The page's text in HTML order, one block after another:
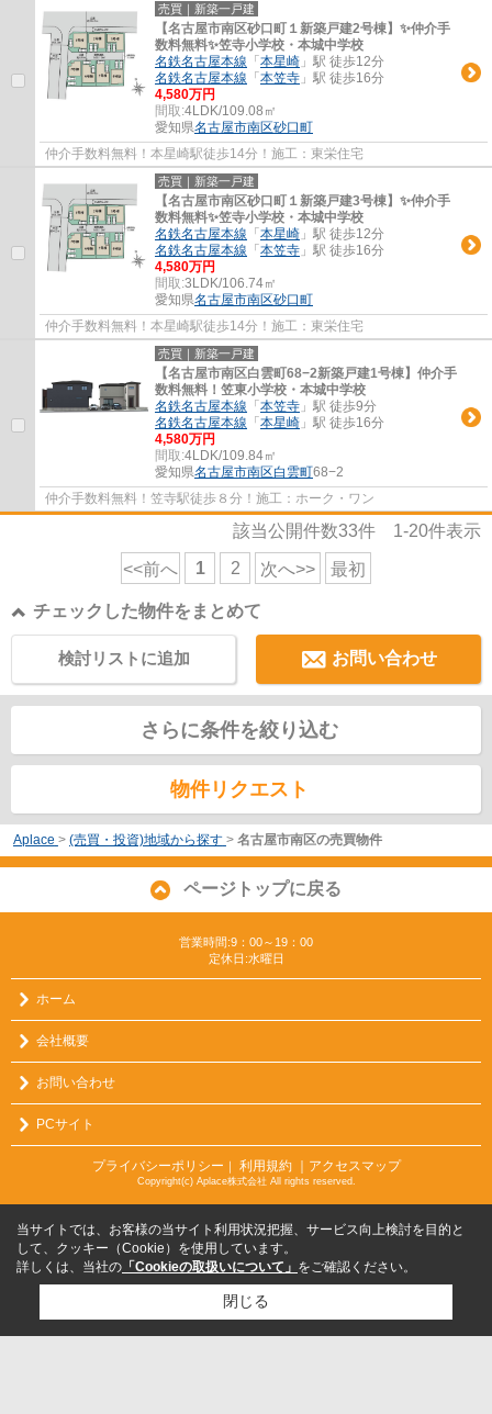
売買｜新築一戸建
【名古屋市南区砂口町１新築戸建2号棟】✨️仲介手
数料無料✨️笠寺小学校・本城中学校
名鉄名古屋本線 「 本星崎 」駅 徒歩12分
名鉄名古屋本線 「 本笠寺 」駅 徒歩16分
4,580万円
間取:4LDK/109.08㎡
愛知県名古屋市南区砂口町
仲介手数料無料！本星崎駅徒歩14分！施工：東栄住宅
売買｜新築一戸建
【名古屋市南区砂口町１新築戸建3号棟】✨️仲介手
数料無料✨️笠寺小学校・本城中学校
名鉄名古屋本線 「 本星崎 」駅 徒歩12分
名鉄名古屋本線 「 本笠寺 」駅 徒歩16分
4,580万円
間取:3LDK/106.74㎡
愛知県名古屋市南区砂口町
仲介手数料無料！本星崎駅徒歩14分！施工：東栄住宅
売買｜新築一戸建
【名古屋市南区白雲町68−2新築戸建1号棟】仲介手
数料無料！笠東小学校・本城中学校
名鉄名古屋本線 「 本笠寺 」駅 徒歩9分
名鉄名古屋本線 「 本星崎 」駅 徒歩16分
4,580万円
間取:4LDK/109.84㎡
愛知県名古屋市南区白雲町68−2
仲介手数料無料！笠寺駅徒歩８分！施工：ホーク・ワン
該当公開件数33件 1-20件表示
<<前へ 1 2 次へ>> 最初
チェックした物件をまとめて
お問い合わせ
検討リストに追加
さらに条件を絞り込む
物件リクエスト
Aplace > (売買・投資)地域から探す > 名古屋市南区の売買物件
ページトップに戻る
営業時間:9：00～19：00
定休日:水曜日
ホーム
会社概要
お問い合わせ
PCサイト
プライバシーポリシー ｜ 利用規約 ｜アクセスマップ
Copyright(c) Aplace株式会社 All rights reserved.
当サイトでは、お客様の当サイト利用状況把握、サービス向上検討を目的と
して、クッキー（Cookie）を使用しています。
詳しくは、当社の 「Cookieの取扱いについて」 をご確認ください。
閉じる